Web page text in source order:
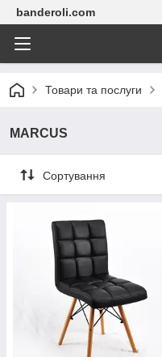
banderoli.com
Товари та послуги
MARCUS
Сортування